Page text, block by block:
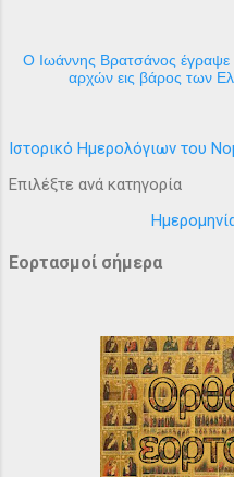
Ο Ιωάννης Βρατσάνος έγραψε
αρχών εις βάρος των
Ιστορικό Ημερολόγιων του
Επιλέξτε ανά κατηγορία
Εορτασμοί σήμερα